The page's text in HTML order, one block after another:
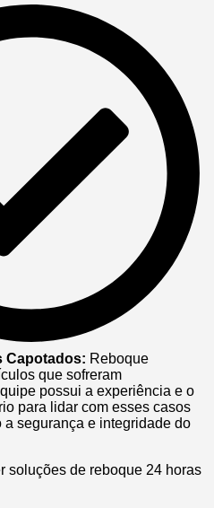
Capotados: Reboque
que sofreram
possui a experiência e o
para lidar com esses casos
segurança e integridade do
soluções de reboque 24 horas